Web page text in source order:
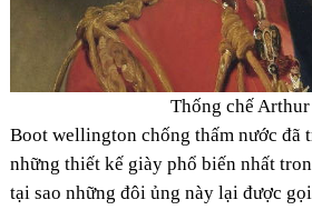
Thống chế
Boot wellington chống thấm nước đã
những thiết kế giày phổ biến nhất
tại sao những đôi ủng này lại được